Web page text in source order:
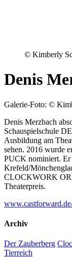
© Kimberly
Denis
Galerie-Foto: ©
Denis Merzbach
Schauspielschule
Ausbildung am
sehen. 2016 wurde
PUCK nominiert. Er
Krefeld/
CLOCKWORK
Theaterpreis.
Archiv
Der Zauberberg
Tierreich